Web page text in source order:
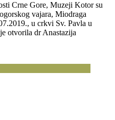
Crne Gore, Muzeji Kotor su
vajara, Miodraga
u crkvi Sv. Pavla u
otvorila dr Anastazija